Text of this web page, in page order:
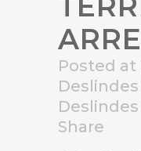
Posted at
Share